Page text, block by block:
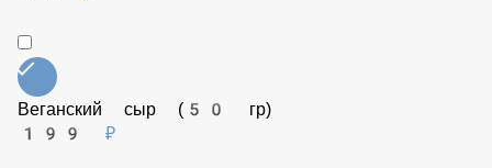
Ананас (50 гр)